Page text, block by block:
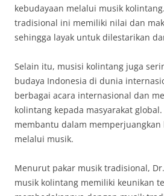
kebudayaan melalui musik
tradisional ini memiliki nilai dan
sehingga layak untuk dilestarikan
Selain itu, musisi kolintang juga
budaya Indonesia di dunia
berbagai acara internasional dan
kolintang kepada masyarakat
membantu dalam memperjuangkan
melalui musik.
Menurut pakar musik tradisional,
musik kolintang memiliki keunikan